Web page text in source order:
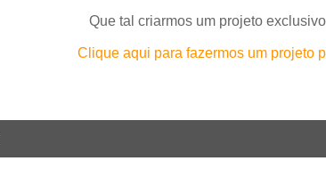
Que tal criarmos um projeto
Clique aqui para fazermos um projeto